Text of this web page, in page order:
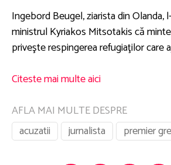
Ingebord Beugel, ziarista din Olanda,
ministrul Kyriakos Mitsotakis că
priveşte respingerea refugiaţilor care
Citeste mai multe aici
AFLA MAI MULTE DESPRE
acuzatii
jurnalista premier